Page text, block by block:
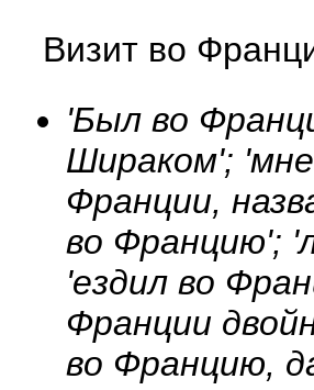
Визит во
'Был во
Шираком';
Франции,
во Францию';
'ездил во
Франции
во Францию,